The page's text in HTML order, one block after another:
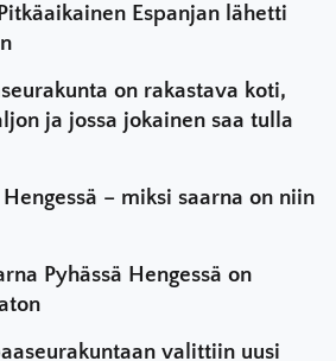
Espanjan lähetti
on rakastava koti,
ja jossa jokainen saa tulla
Hengessä – miksi saarna on niin
Pyhässä Hengessä on
valittiin uusi